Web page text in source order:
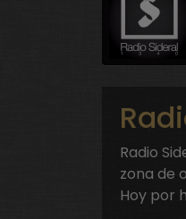
Radio
zona de
Hoy por